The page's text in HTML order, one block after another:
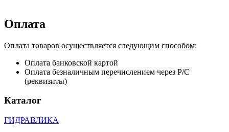
Оплата
Оплата товаров осуществляется следующим способом:
Оплата банковской картой
Оплата безналичным перечислением через Р/С
(реквизиты)
Каталог
ГИДРАВЛИКА